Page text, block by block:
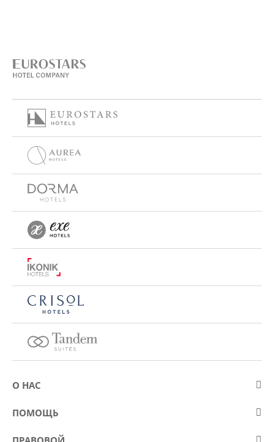
О НАС
О компании Eurostars Hotel Company
ПОМОЩЬ
Контакт